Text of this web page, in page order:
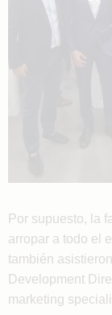
Por supuesto, la
arropar a todo el
también asistieron
Development
marketing